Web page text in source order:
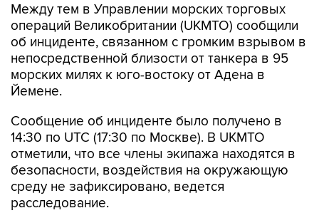
Между тем в Управлении морских торговых
операций Великобритании (UKMTO) сообщили
об инциденте, связанном с громким взрывом в
непосредственной близости от танкера в 95
морских милях к юго-востоку от Адена в
Йемене.
Сообщение об инциденте было получено в
14:30 по UTC (17:30 по Москве). В UKMTO
отметили, что все члены экипажа находятся в
безопасности, воздействия на окружающую
среду не зафиксировано, ведется
расследование.